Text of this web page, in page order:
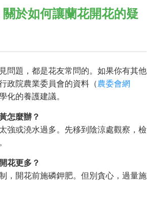
於如何讓蘭花開花的疑
問題，都是花友常問的。如果你有其他
政院農業委員會的資料（農委會網
化的養護建議。
怎麼辦？
強或澆水過多。先移到陰涼處觀察，檢
花更多？
，開花前施磷鉀肥。但別貪心，過量施